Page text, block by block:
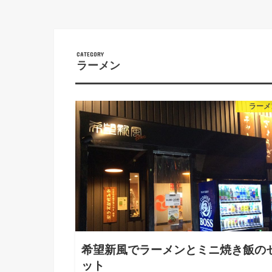
ラーメン
ラー
希望新風でラーメンとミニ焼き飯の
ット